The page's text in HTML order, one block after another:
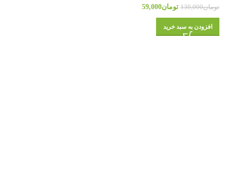
تومان130,000 تومان59,000
افزودن به سبد خرید